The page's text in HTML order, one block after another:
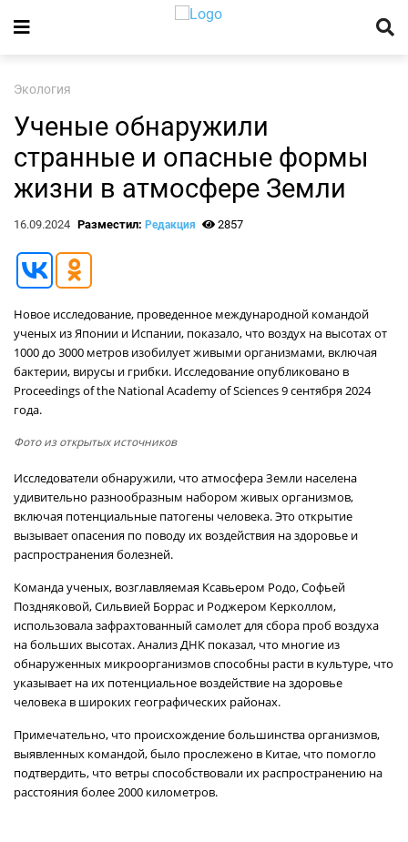
Экология
Ученые обнаружили
странные и опасные формы
жизни в атмосфере Земли
16.09.2024 Разместил: Редакция 2857
Новое исследование, проведенное международной командой
ученых из Японии и Испании, показало, что воздух на высотах от
1000 до 3000 метров изобилует живыми организмами, включая
бактерии, вирусы и грибки. Исследование опубликовано в
Proceedings of the National Academy of Sciences 9 сентября 2024
года.
Фото из открытых источников
Исследователи обнаружили, что атмосфера Земли населена
удивительно разнообразным набором живых организмов,
включая потенциальные патогены человека. Это открытие
вызывает опасения по поводу их воздействия на здоровье и
распространения болезней.
Команда ученых, возглавляемая Ксавьером Родо, Софьей
Поздняковой, Сильвией Боррас и Роджером Керколлом,
использовала зафрахтованный самолет для сбора проб воздуха
на больших высотах. Анализ ДНК показал, что многие из
обнаруженных микроорганизмов способны расти в культуре, что
указывает на их потенциальное воздействие на здоровье
человека в широких географических районах.
Примечательно, что происхождение большинства организмов,
выявленных командой, было прослежено в Китае, что помогло
подтвердить, что ветры способствовали их распространению на
расстояния более 2000 километров.